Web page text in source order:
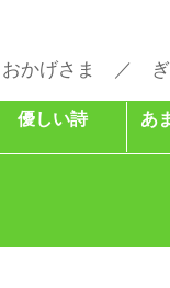
おかげさま ／ ぎ
優しい詩 あ